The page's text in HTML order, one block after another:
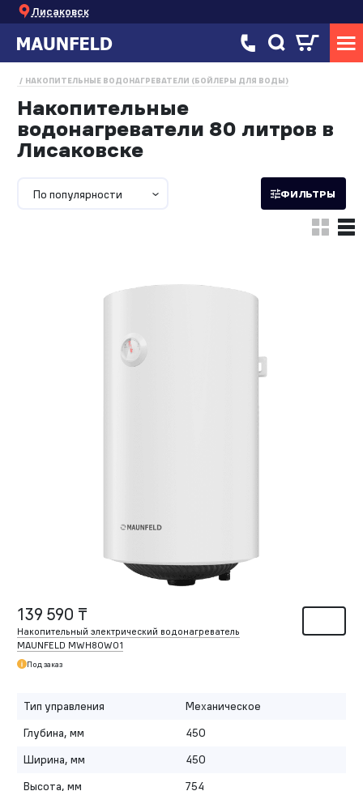
Лисаковск
НАКОПИТЕЛЬНЫЕ ВОДОНАГРЕВАТЕЛИ (БОЙЛЕРЫ ДЛЯ ВОДЫ)
Накопительные
водонагреватели 80 литров в
Лисаковске
По популярности ФИЛЬТРЫ
139 590 ₸
Накопительный электрический водонагреватель
MAUNFELD MWH80W01
Под заказ
Тип управления
Механическое
Глубина, мм
450
Ширина, мм
450
Высота, мм
754